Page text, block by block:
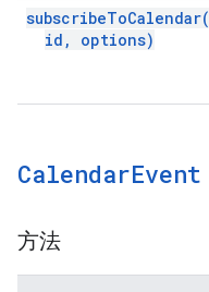
subscribeToCalendar(
id , options)
CalendarEvent
方法